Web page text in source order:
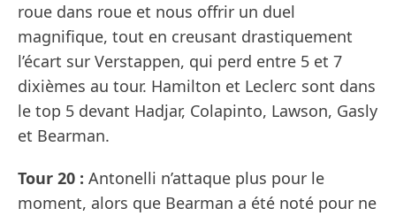
roue dans roue et nous offrir un duel
magnifique, tout en creusant drastiquement
l’écart sur Verstappen, qui perd entre 5 et 7
dixièmes au tour. Hamilton et Leclerc sont dans
le top 5 devant Hadjar, Colapinto, Lawson, Gasly
et Bearman.
Tour 20 : Antonelli n’attaque plus pour le
moment, alors que Bearman a été noté pour ne